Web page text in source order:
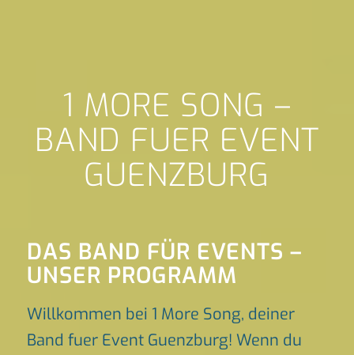
1 MORE SONG –
BAND FUER EVENT
GUENZBURG
DAS BAND FÜR EVENTS –
UNSER PROGRAMM
Willkommen bei 1 More Song, deiner
Band fuer Event Guenzburg! Wenn du